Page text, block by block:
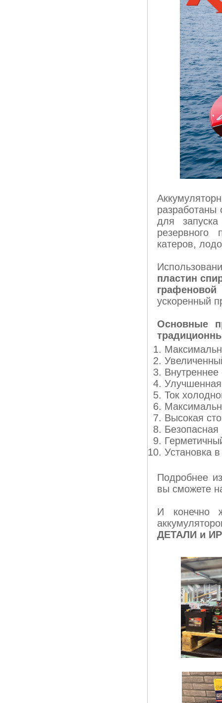
разработаны
для
резервного
катеров,
пластин
ускоренный
Основные
Ток
Высокая
Установка
Подробнее
вы сможете
И конечно
ДЕТАЛИ и